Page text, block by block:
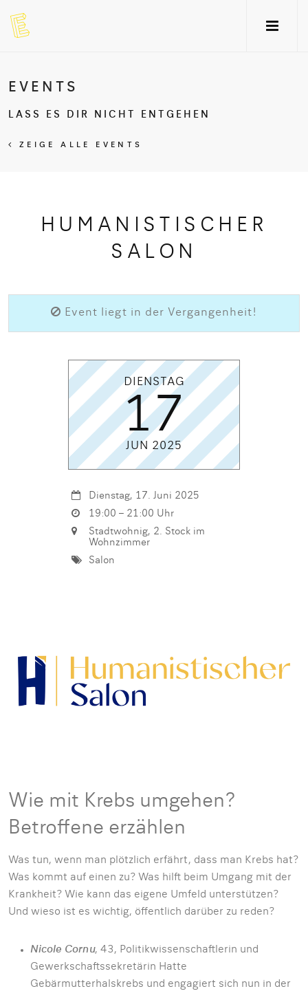
EVENTS
LASS ES DIR NICHT ENTGEHEN
ZEIGE ALLE EVENTS
HUMANISTISCHER
SALON
Event liegt in der Vergangenheit!
DIENSTAG
17
JUN 2025
Dienstag, 17. Juni 2025
19:00 – 21:00 Uhr
Stadtwohnig, 2. Stock im
Wohnzimmer
Salon
Wie mit Krebs umgehen?
Betroffene erzählen
Was tun, wenn man plötzlich erfährt, dass man Krebs hat?
Was kommt auf einen zu? Was hilft beim Umgang mit der
Krankheit? Wie kann das eigene Umfeld unterstützen?
Und wieso ist es wichtig, öﬀentlich darüber zu reden?
Nicole Cornu, 43, Politikwissenschaftlerin und
Gewerkschaftssekretärin Hatte
Gebärmutterhalskrebs und engagiert sich nun in der